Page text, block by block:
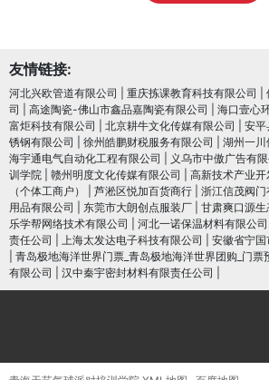
友情链接:
河北兴欧管道有限公司 重庆拣课教育科技有限公司
司
高途陶瓷-佛山市鑫品嘉陶瓷有限公司 海口壹心
富炬科技有限公司
北京耕牛文化传媒有限公司 安平
锈钢有限公司
徐州皓鹏财税服务有限公司 湖州一川
海宇通电气自动化工程有限公司
义乌市中傲广告有
训学院
赣州明度文化传媒有限公司
高新技术产业
（个体工商户）
芦淞区悦加百货商行 浙江信茂阀门
用品有限公司
东莞市大朗创点服装厂 甘肃爽口源生
乐学帮网络技术有限公司
河北一诺保温材料有限公司
责任公司
上海太发达电子科技有限公司
安徽省宁国
青岛极地海洋世界门票_青岛极地海洋世界团购_门票
有限公司
汉中秦宇密封材料有限责任公司